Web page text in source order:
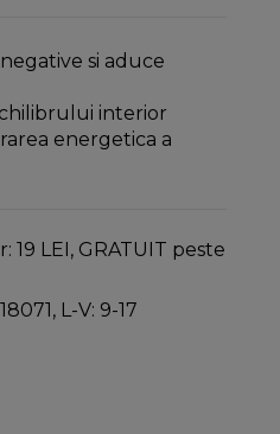
si aduce
interior
energetica a
19 LEI, GRATUIT peste
L-V: 9-17